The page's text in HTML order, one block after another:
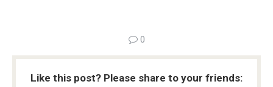
0
Like this post? Please share to your friends: